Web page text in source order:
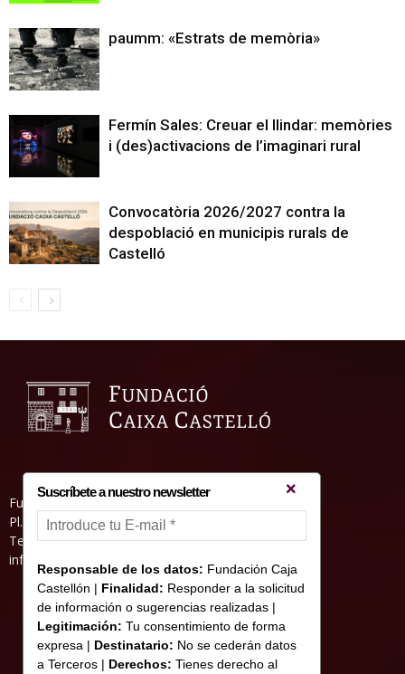
paumm: «Estrats de memòria»
Fermín Sales: Creuar el llindar: memòries
i (des)activacions de l’imaginari rural
Convocatòria 2026/2027 contra la
despoblació en municipis rurals de
Castelló
Fundació Caixa Castelló • Casa Abadía
Pl. de l’Herba, s/nº. 12001 Castelló de la Plana
Telèfon 964 232 551 • Fax 964 231 550
informacion@fundacioncajacastellon.es
Suscríbete a nuestro newsletter
Responsable de los datos: Fundación Caja
Castellón | Finalidad: Responder a la solicitud
de información o sugerencias realizadas |
Legitimación: Tu consentimiento de forma
expresa | Destinatario: No se cederán datos
a Terceros | Derechos: Tienes derecho al